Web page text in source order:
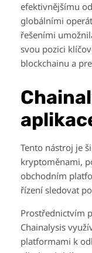
efektivnějšímu
globálními
řešeními
svou pozici
blockchainu a
Tento nástroj je
kryptoměnami,
obchodním
řízení sledovat
Prostřednictvím
Chainalysis
platformami k